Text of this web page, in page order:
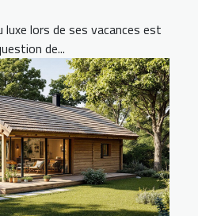
luxe lors de ses vacances est
de...